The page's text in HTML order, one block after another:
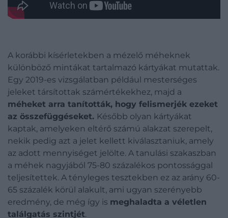
A korábbi kísérletekben a mézelő méheknek
különböző mintákat tartalmazó kártyákat mutattak.
Egy 2019-es vizsgálatban például mesterséges
jeleket társítottak számértékekhez, majd a
méheket arra tanították, hogy felismerjék ezeket
az összefüggéseket. Később olyan kártyákat
kaptak, amelyeken eltérő számú alakzat szerepelt,
nekik pedig azt a jelet kellett kiválasztaniuk, amely
az adott mennyiséget jelölte. A tanulási szakaszban
a méhek nagyjából 75-80 százalékos pontossággal
teljesítettek. A tényleges tesztekben ez az arány 60-
65 százalék körül alakult, ami ugyan szerényebb
eredmény, de még így is meghaladta a véletlen
találgatás szintjét.